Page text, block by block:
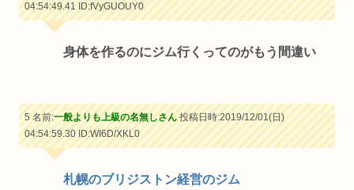
04:54:49.41ID:fVyGUOUY0
身体を作るのにジム行くってのがもう間違い
5 名前:一般よりも上級の名無しさん投稿日時:2019/12/01(日)
04:54:59.30ID:WI6D/XKL0
札幌のブリジストン経営のジム